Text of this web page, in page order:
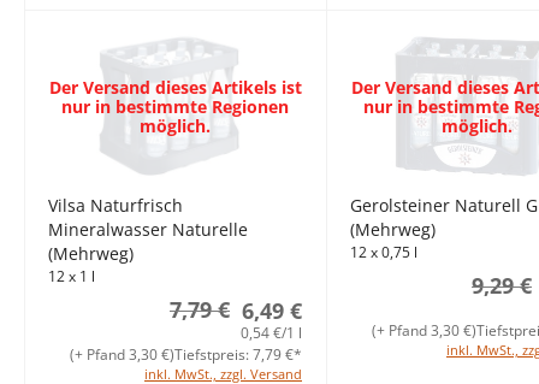
Der Versand dieses Artikels ist
nur in bestimmte Regionen
möglich.
Vilsa Naturfrisch
Mineralwasser Naturelle
(Mehrweg)
12 x 1 l
6,49 €
7,79 €
0,54 €/1 l
inkl. MwSt., zzgl. Versand
(+ Pfand 3,30 €)Tiefstpreis: 7,79 €*
Der Versand dieses
nur in bestimmte
möglich.
Gerolsteiner Naturell
(Mehrweg)
12 x 0,75 l
9,29 €
inkl. MwSt.,
(+ Pfand 3,30 €)